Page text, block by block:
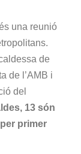
una reunió
de
de l’AMB i
del
13 són
primer